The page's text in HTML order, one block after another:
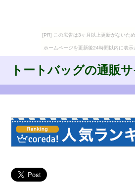
[PR] この広告は3ヶ月以上更新がないため
ホームページを更新後24時間以内に表示
トートバッグの通販サ